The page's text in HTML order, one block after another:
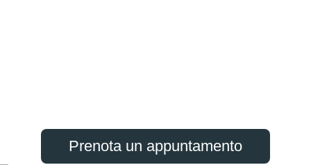
Prenota un appuntamento